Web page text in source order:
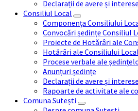
Declarații de avere și
Consiliul Local
Componența Consiliului
Convocări ședințe Consiliul
Proiecte de Hotărâri ale
Hotărâri ale Consiliului Local
Procese verbale ale
Anunțuri ședințe
Declarații de avere și
Rapoarte de activitate ale
Comuna Sutești